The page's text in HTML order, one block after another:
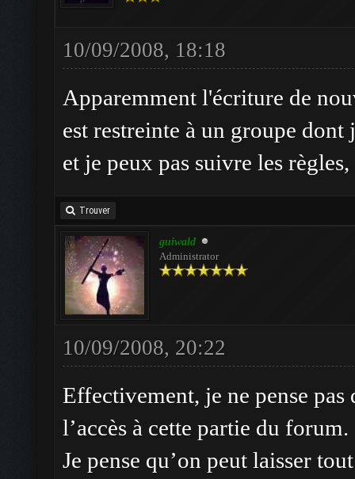
10/09/2008, 18:18
Apparemment l'écriture de
est restreinte à un groupe
et je peux pas suivre les
Trouver
guiwald
Administrator
10/09/2008, 20:22
Effectivement, je ne pense pas
l’accès à cette partie du forum.
Je pense qu’on peut laisser